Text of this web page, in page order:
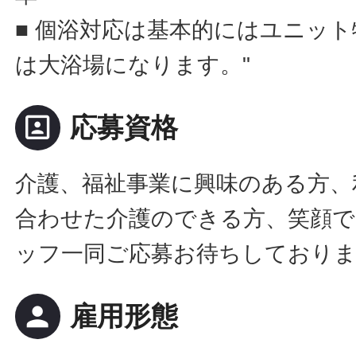
■ 個浴対応は基本的にはユニッ
は大浴場になります。"
portrait 応募資格
介護、福祉事業に興味のある方
合わせた介護のできる方、笑顔
ッフ一同ご応募お待ちしており
person 雇用形態